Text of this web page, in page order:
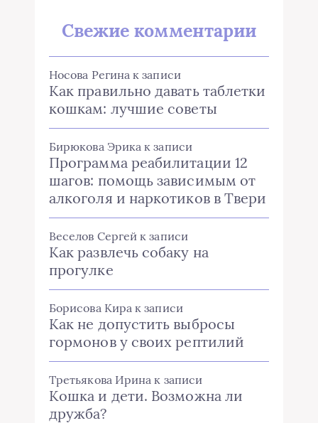
Свежие комментарии
Носова Регина к записи
Как правильно давать таблетки
кошкам: лучшие советы
Бирюкова Эрика к записи
Программа реабилитации 12
шагов: помощь зависимым от
алкоголя и наркотиков в Твери
Веселов Сергей к записи
Как развлечь собаку на
прогулке
Борисова Кира к записи
Как не допустить выбросы
гормонов у своих рептилий
Третьякова Ирина к записи
Кошка и дети. Возможна ли
дружба?